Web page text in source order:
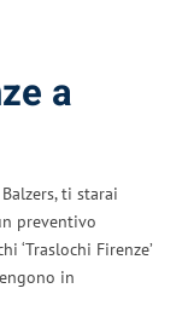
a
ti starai
preventivo
‘Traslochi Firenze’
in